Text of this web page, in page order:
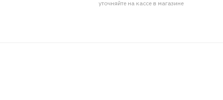
уточняйте на кассе в магазине